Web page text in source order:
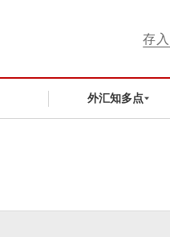
存
外汇知多点